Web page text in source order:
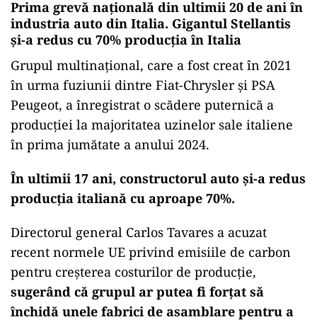
Prima grevă naţională din ultimii 20 de ani în
industria auto din Italia. Gigantul Stellantis
şi-a redus cu 70% producţia în Italia
Grupul multinațional, care a fost creat în 2021
în urma fuziunii dintre Fiat-Chrysler și PSA
Peugeot, a înregistrat o scădere puternică a
producției la majoritatea uzinelor sale italiene
în prima jumătate a anului 2024.
În ultimii 17 ani, constructorul auto și-a redus
producția italiană cu aproape 70%.
Directorul general Carlos Tavares a acuzat
recent normele UE privind emisiile de carbon
pentru creșterea costurilor de producție,
sugerând că grupul ar putea fi forțat să
închidă unele fabrici de asamblare pentru a